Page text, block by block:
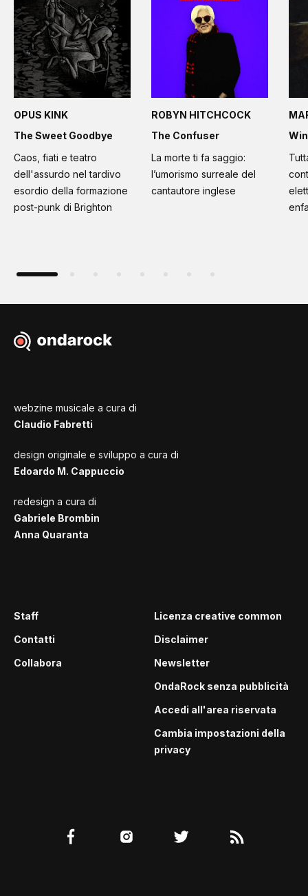
OPUS KINK
The Sweet Goodbye
Caos, fiati e teatro
dell'assurdo nel tardivo
esordio della formazione
post-punk di Brighton
ROBYN HITCHCOCK
The Confuser
La morte ti fa saggio:
l’umorismo surreale del
cantautore inglese
webzine musicale a cura di
Claudio Fabretti
design originale e sviluppo a cura di
Edoardo M. Cappuccio
redesign a cura di
Gabriele Brombin
Anna Quaranta
Staff
Contatti
Collabora
Licenza creative common
Disclaimer
Newsletter
OndaRock senza pubblicità
Accedi all'area riservata
Cambia impostazioni della
privacy